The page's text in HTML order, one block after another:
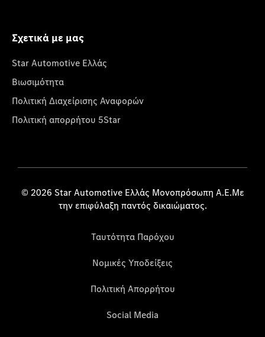
Σχετικά με μας
Star Automotive Ελλάς
Βιωσιμότητα
Πολιτική Διαχείρισης Αναφορών
Πολιτική απορρήτου 5Star
© 2026 Star Automotive Ελλάς Μονοπρόσωπη Α.Ε.Με
την επιφύλαξη παντός δικαιώματος.
Ταυτότητα Παρόχου
Νομικές Υποδείξεις
Πολιτική Απορρήτου
Social Media